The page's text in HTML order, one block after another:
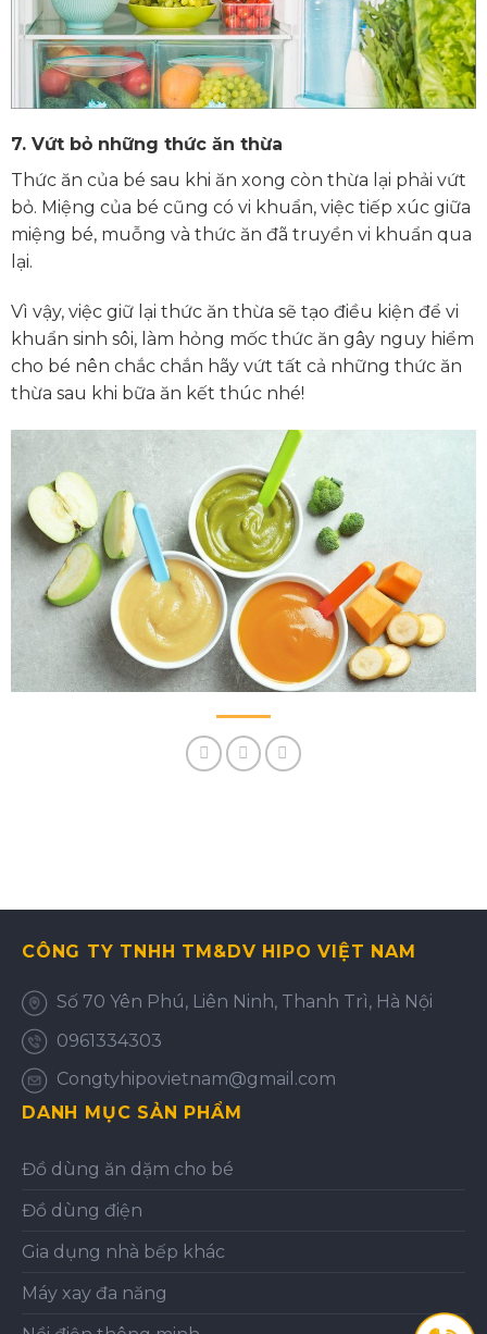
7. Vứt bỏ những thức ăn thừa
Thức ăn của bé sau khi ăn xong còn thừa lại phải vứt
bỏ. Miệng của bé cũng có vi khuẩn, việc tiếp xúc giữa
miệng bé, muỗng và thức ăn đã truyền vi khuẩn qua
lại.
Vì vậy, việc giữ lại thức ăn thừa sẽ tạo điều kiện để vi
khuẩn sinh sôi, làm hỏng mốc thức ăn gây nguy hiểm
cho bé nên chắc chắn hãy vứt tất cả những thức ăn
thừa sau khi bữa ăn kết thúc nhé!
CÔNG TY TNHH TM&DV HIPO VIỆT NAM
Số 70 Yên Phú, Liên Ninh, Thanh Trì, Hà Nội
0961334303
Congtyhipovietnam@gmail.com
DANH MỤC SẢN PHẨM
Đồ dùng ăn dặm cho bé
Đồ dùng điện
Gia dụng nhà bếp khác
Máy xay đa năng